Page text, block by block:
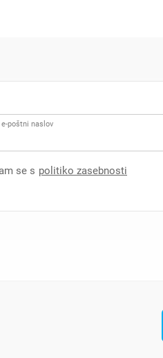
poštni naslov
se s politiko zasebnosti